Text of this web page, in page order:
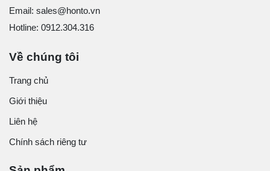
Email: sales@honto.vn
Hotline: 0912.304.316
Về chúng tôi
Trang chủ
Giới thiệu
Liên hệ
Chính sách riêng tư